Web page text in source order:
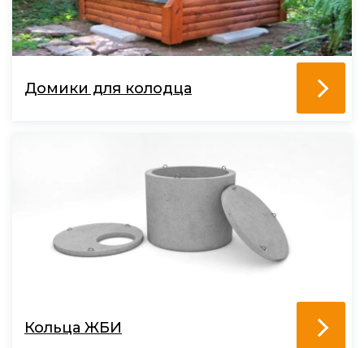
Домики для колодца
Кольца ЖБИ